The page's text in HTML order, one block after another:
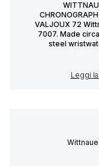
VALJOUX 72
7007. Made
steel
Leggi